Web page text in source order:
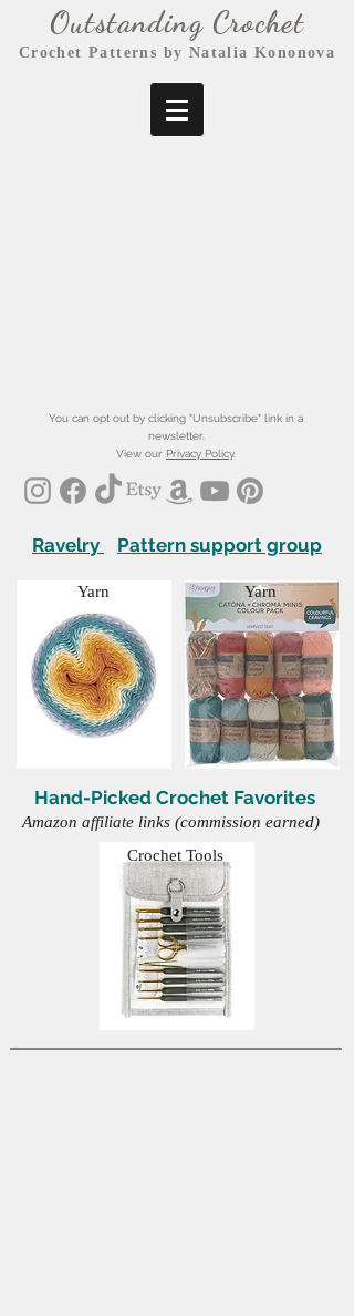
Outstanding Crochet
Crochet Patterns by Natalia Kononova
You can opt out by clicking "Unsubscribe" link in a
newsletter.
View our Privacy Policy.
Ravelry Pattern support group
Hand-Picked Crochet Favorites
Amazon affiliate links (commission earned)
Yarn Yarn
Crochet Tools